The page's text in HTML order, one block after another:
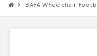
chevron_right BAFA Wheelchair